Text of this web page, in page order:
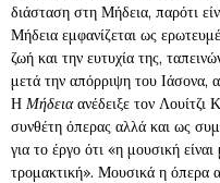
διάσταση στη Μήδεια, παρότι
Μήδεια εμφανίζεται ως
ζωή και την ευτυχία της,
μετά την απόρριψη του Ιάσονα,
Η Μήδειαανέδειξε τον Λουίτζι
συνθέτη όπερας αλλά και ως
για το έργο ότι «η μουσική
τρομακτική». Μουσικά η όπερα